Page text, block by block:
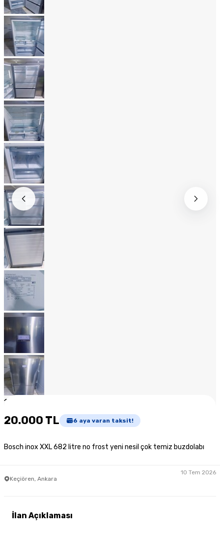
1
20.000 TL 6 aya varan taksit!
Bosch inox XXL 682 litre no frost yeni nesil çok temiz buzdolabı
Keçiören, Ankara
10 Tem 2026
İlan Açıklaması